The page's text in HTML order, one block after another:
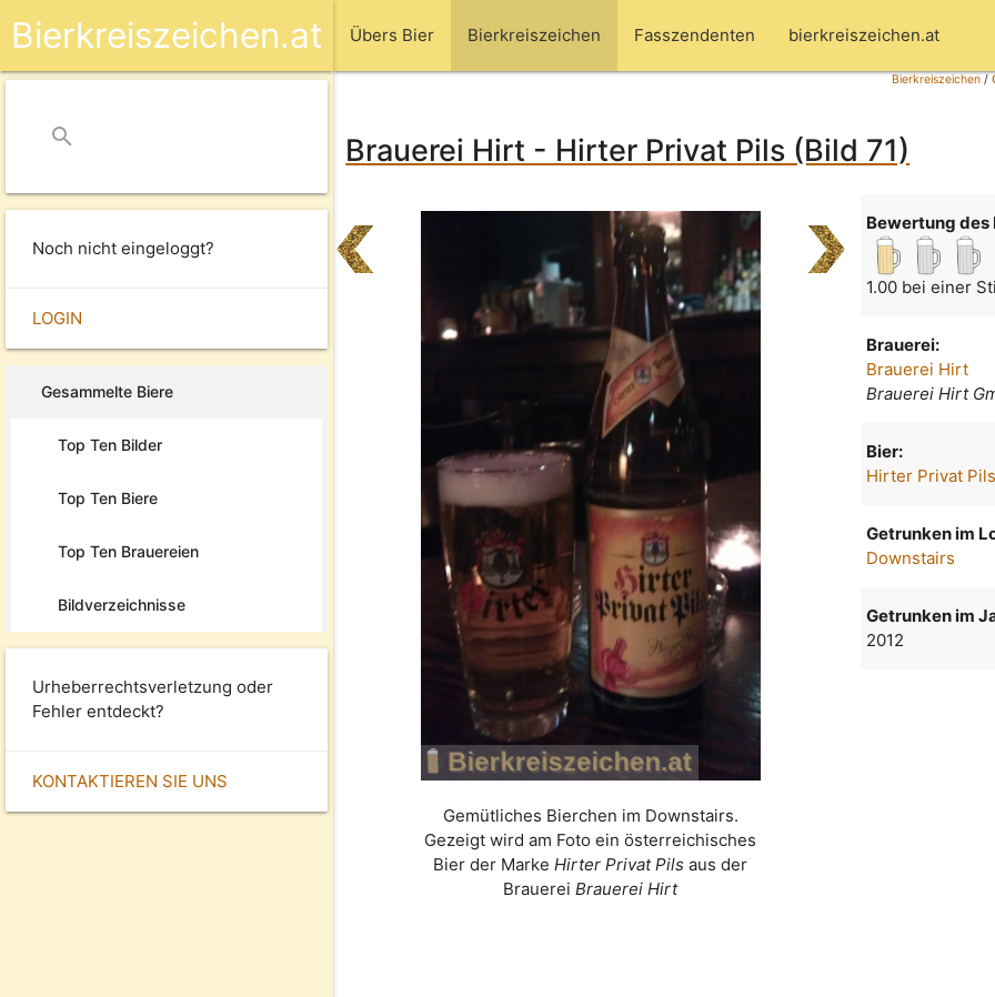
Übers Bier Bierkreiszeichen Fasszendenten bierkreiszeichen.at
Bierkreiszeichen.at
search
Noch nicht eingeloggt?
LOGIN
Gesammelte Biere
Top Ten Bilder
Top Ten Biere
Top Ten Brauereien
Bildverzeichnisse
Urheberrechtsverletzung oder
Fehler entdeckt?
KONTAKTIEREN SIE UNS
Bierkreiszeichen/
Brauerei Hirt - Hirter Privat Pils (Bild 71)
Gemütliches Bierchen im Downstairs.
Gezeigt wird am Foto ein österreichisches
Bier der MarkeHirter Privat Pils aus der
BrauereiBrauerei Hirt
Bewertung des
1.00 bei einer
Brauerei:
Brauerei Hirt
Brauerei Hirt
Bier:
Hirter Privat Pils
Getrunken im
Downstairs
Getrunken im
2012